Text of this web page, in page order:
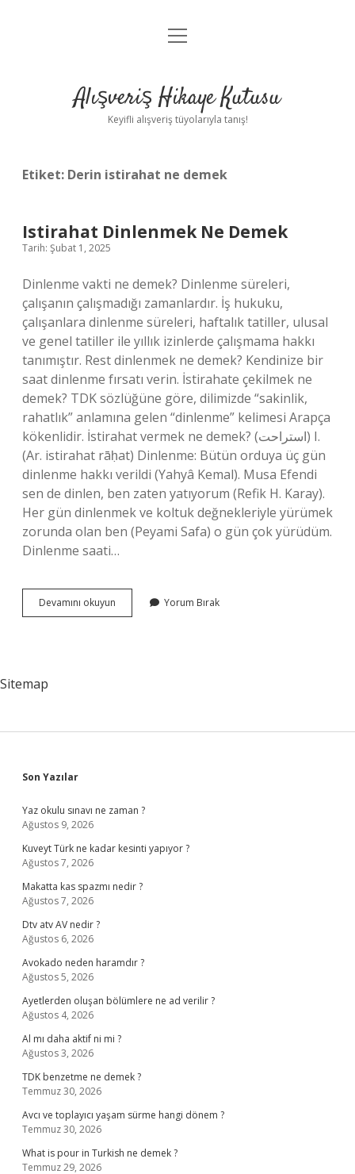
Anasayfa
Yasal Uyarı
menüyü
Alışveriş Hikaye Kutusu
Keyifli alışveriş tüyolarıyla tanış!
Etiket: Derin istirahat ne demek
Istirahat Dinlenmek Ne Demek
Tarih: Şubat 1, 2025
Dinlenme vakti ne demek? Dinlenme süreleri,
çalışanın çalışmadığı zamanlardır. İş hukuku,
çalışanlara dinlenme süreleri, haftalık tatiller, ulusal
ve genel tatiller ile yıllık izinlerde çalışmama hakkı
tanımıştır. Rest dinlenmek ne demek? Kendinize bir
saat dinlenme fırsatı verin. İstirahate çekilmek ne
demek? TDK sözlüğüne göre, dilimizde “sakinlik,
rahatlık” anlamına gelen “dinlenme” kelimesi Arapça
kökenlidir. İstirahat vermek ne demek? (ﺍﺳﺘﺮﺍﺣﺖ) I.
(Ar. istirahat rāḥat) Dinlenme: Bütün orduya üç gün
dinlenme hakkı verildi (Yahyâ Kemal). Musa Efendi
sen de dinlen, ben zaten yatıyorum (Refik H. Karay).
Her gün dinlenmek ve koltuk değnekleriyle yürümek
zorunda olan ben (Peyami Safa) o gün çok yürüdüm.
Dinlenme saati…
Devamını okuyun Istirahat
Dinlenmek
Yorum Bırak
Sitemap
Sidebar
Son Yazılar
Yaz okulu sınavı ne zaman ?
Ağustos 9, 2026
Kuveyt Türk ne kadar kesinti yapıyor ?
Ağustos 7, 2026
Makatta kas spazmı nedir ?
Ağustos 7, 2026
Dtv atv AV nedir ?
Ağustos 6, 2026
Avokado neden haramdır ?
Ağustos 5, 2026
Ayetlerden oluşan bölümlere ne ad verilir ?
Ağustos 4, 2026
Al mı daha aktif ni mi ?
Ağustos 3, 2026
TDK benzetme ne demek ?
Temmuz 30, 2026
Avcı ve toplayıcı yaşam sürme hangi dönem ?
Temmuz 30, 2026
What is pour in Turkish ne demek ?
Temmuz 29, 2026